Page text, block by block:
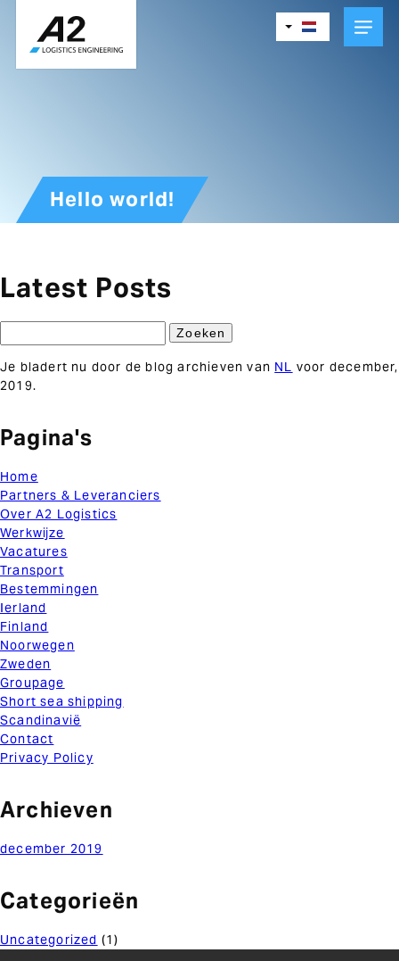
main
content
Hello world!
Latest Posts
naar:
Je bladert nu door de blog archieven van NL voor december,
2019.
Pagina's
Home
Partners & Leveranciers
Over A2 Logistics
Werkwijze
Vacatures
Transport
Bestemmingen
Ierland
Finland
Noorwegen
Zweden
Groupage
Short sea shipping
Scandinavië
Contact
Privacy Policy
Archieven
december 2019
Categorieën
Uncategorized (1)